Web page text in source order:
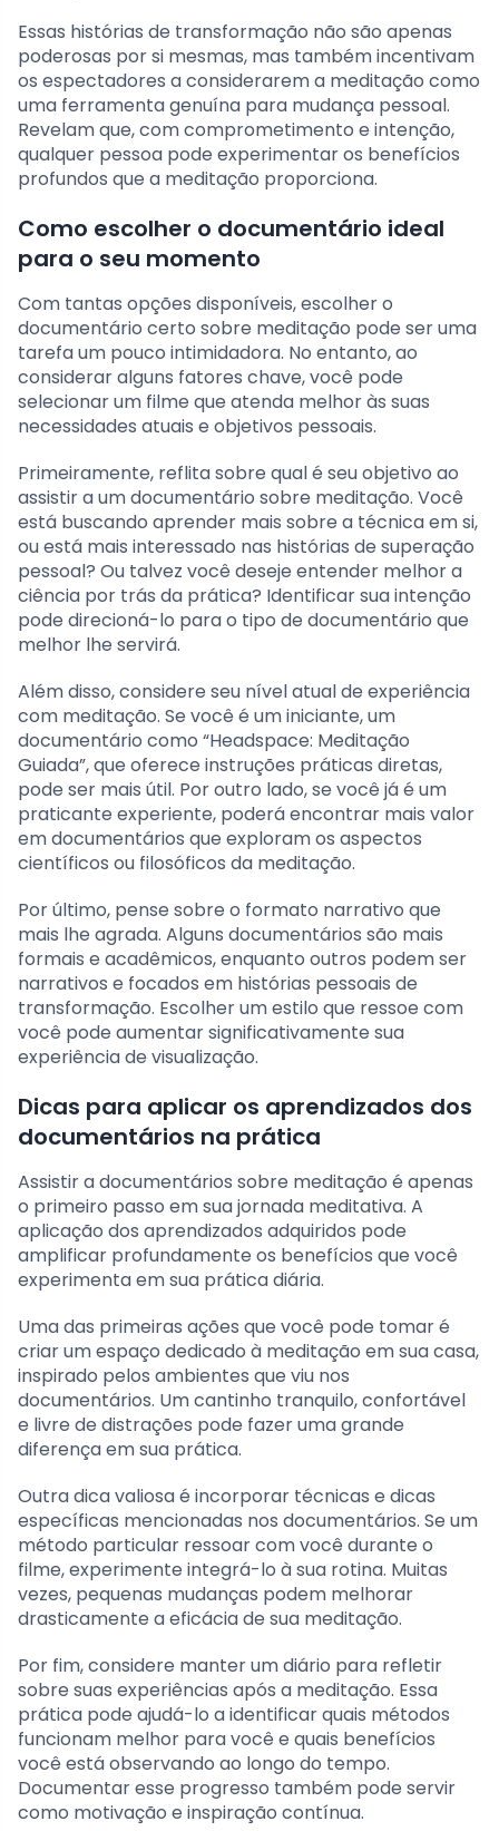
Essas histórias de transformação não são apenas
poderosas por si mesmas, mas também incentivam
os espectadores a considerarem a meditação como
uma ferramenta genuína para mudança pessoal.
Revelam que, com comprometimento e intenção,
qualquer pessoa pode experimentar os benefícios
profundos que a meditação proporciona.
Como escolher o documentário ideal
para o seu momento
Com tantas opções disponíveis, escolher o
documentário certo sobre meditação pode ser uma
tarefa um pouco intimidadora. No entanto, ao
considerar alguns fatores chave, você pode
selecionar um filme que atenda melhor às suas
necessidades atuais e objetivos pessoais.
Primeiramente, reflita sobre qual é seu objetivo ao
assistir a um documentário sobre meditação. Você
está buscando aprender mais sobre a técnica em si,
ou está mais interessado nas histórias de superação
pessoal? Ou talvez você deseje entender melhor a
ciência por trás da prática? Identificar sua intenção
pode direcioná-lo para o tipo de documentário que
melhor lhe servirá.
Além disso, considere seu nível atual de experiência
com meditação. Se você é um iniciante, um
documentário como “Headspace: Meditação
Guiada”, que oferece instruções práticas diretas,
pode ser mais útil. Por outro lado, se você já é um
praticante experiente, poderá encontrar mais valor
em documentários que exploram os aspectos
científicos ou filosóficos da meditação.
Por último, pense sobre o formato narrativo que
mais lhe agrada. Alguns documentários são mais
formais e acadêmicos, enquanto outros podem ser
narrativos e focados em histórias pessoais de
transformação. Escolher um estilo que ressoe com
você pode aumentar significativamente sua
experiência de visualização.
Dicas para aplicar os aprendizados dos
documentários na prática
Assistir a documentários sobre meditação é apenas
o primeiro passo em sua jornada meditativa. A
aplicação dos aprendizados adquiridos pode
amplificar profundamente os benefícios que você
experimenta em sua prática diária.
Uma das primeiras ações que você pode tomar é
criar um espaço dedicado à meditação em sua casa,
inspirado pelos ambientes que viu nos
documentários. Um cantinho tranquilo, confortável
e livre de distrações pode fazer uma grande
diferença em sua prática.
Outra dica valiosa é incorporar técnicas e dicas
específicas mencionadas nos documentários. Se um
método particular ressoar com você durante o
filme, experimente integrá-lo à sua rotina. Muitas
vezes, pequenas mudanças podem melhorar
drasticamente a eficácia de sua meditação.
Por fim, considere manter um diário para refletir
sobre suas experiências após a meditação. Essa
prática pode ajudá-lo a identificar quais métodos
funcionam melhor para você e quais benefícios
você está observando ao longo do tempo.
Documentar esse progresso também pode servir
como motivação e inspiração contínua.